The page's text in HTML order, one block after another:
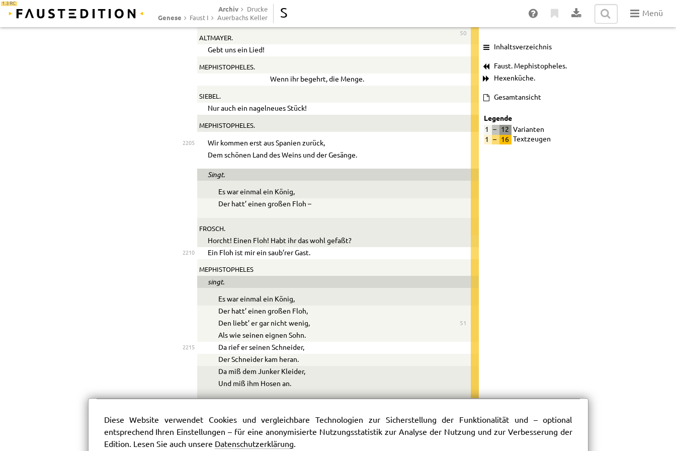
1.3 RC
Archiv Drucke
Genese Faust I Auerbachs Keller S Menü
MEPHISTOPHELES.
O nein! Die Kraft ist schwach, allein die Lust ist groß.
50
ALTMAYER.
Gebt uns ein Lied!
MEPHISTOPHELES.
Wenn ihr begehrt, die Menge.
SIEBEL.
Nur auch ein nagelneues Stück!
MEPHISTOPHELES.
2205
Wir kommen erst aus Spanien zurück,
Dem schönen Land des Weins und der Gesänge.
Singt.
Es war einmal ein König,
Der hatt’ einen großen Floh –
FROSCH.
Horcht! Einen Floh! Habt ihr das wohl ge­faßt?
2210 Ein Floh ist mir ein saub’rer Gast.
MEPHISTOPHELES
singt.
Es war einmal ein König,
Der hatt’ einen großen Floh,
51
Den liebt’ er gar nicht wenig,
Als wie seinen eignen Sohn.
2215
Da rief er seinen Schneider,
Der Schneider kam heran.
Da miß dem Junker Kleider,
Und miß ihm Hosen an.
Vergeßt nur nicht dem Schneider einzuschärfen,
2220
Daß er mir auf’s genauste mißt,
Und daß, so lieb sein Kopf ihm ist,
Inhaltsverzeichnis
Faust. Mephistopheles.
Hexenküche.
Gesamtansicht
Legende
1 – 12
Varianten
1
– 16 Textzeugen
Diese Website verwendet Cookies und vergleichbare Technologien zur Sicherstellung der Funktionalität und – optional
entsprechend Ihren Einstellungen – für eine anonymisierte Nutzungsstatistik zur Analyse der Nutzung und zur Verbesserung der
Edition. Lesen Sie auch unsere Datenschutzerklärung.